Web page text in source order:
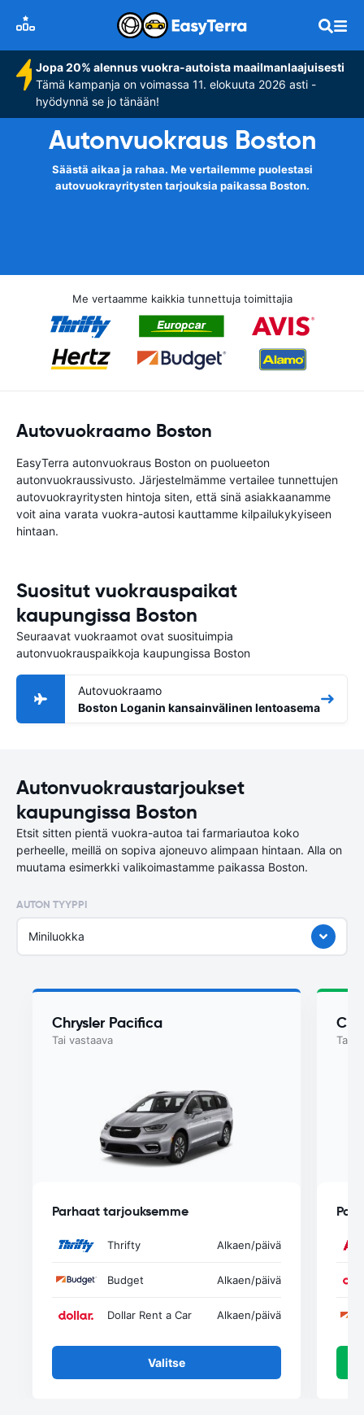
Jopa 20% alennus vuokra-autoista maailmanlaajuisesti
Tämä kampanja on voimassa 11. elokuuta 2026 asti -
hyödynnä se jo tänään!
Autonvuokraus Boston
Säästä aikaa ja rahaa. Me vertailemme puolestasi
autovuokrayritysten tarjouksia paikassa Boston.
Me vertaamme kaikkia tunnettuja toimittajia
Autovuokraamo Boston
EasyTerra autonvuokraus Boston on puolueeton
autonvuokraussivusto. Järjestelmämme vertailee tunnettujen
autovuokrayritysten hintoja siten, että sinä asiakkaanamme
voit aina varata vuokra-autosi kauttamme kilpailukykyiseen
hintaan.
Suositut vuokrauspaikat
kaupungissa Boston
Seuraavat vuokraamot ovat suosituimpia
autonvuokrauspaikkoja kaupungissa Boston
Autovuokraamo
Boston Loganin kansainvälinen lentoasema
Autonvuokraustarjoukset
kaupungissa Boston
Etsit sitten pientä vuokra-autoa tai farmariautoa koko
perheelle, meillä on sopiva ajoneuvo alimpaan hintaan. Alla on
muutama esimerkki valikoimastamme paikassa Boston.
AUTON TYYPPI
Miniluokka
Chrysler Pacifica
Tai vastaava
Parhaat tarjouksemme
Thrifty Alkaen/päivä
Budget Alkaen/päivä
Dollar Rent a Car Alkaen/päivä
Valitse
Tai